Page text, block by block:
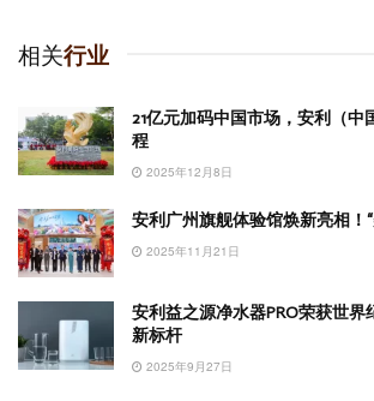
相关行业
21亿元加码中国市场，安利（中
程
2025年12月8日
安利广州旗舰体验馆焕新亮相！
2025年11月21日
安利益之源净水器PRO荣获世界
新标杆
2025年9月27日